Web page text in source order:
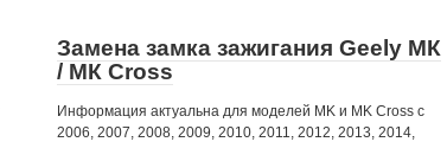
Замена замка зажигания Geely МК
/ МК Cross
Информация актуальна для моделей MK и MK Cross с
2006, 2007, 2008, 2009, 2010, 2011, 2012, 2013, 2014,